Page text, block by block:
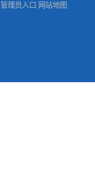
管理员入口 网站地图